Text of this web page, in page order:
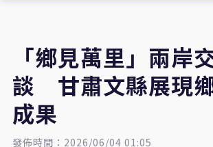
「鄉見萬里」兩岸
談 甘肅文縣展現
成果
發佈時間：2026/06/04 01:05